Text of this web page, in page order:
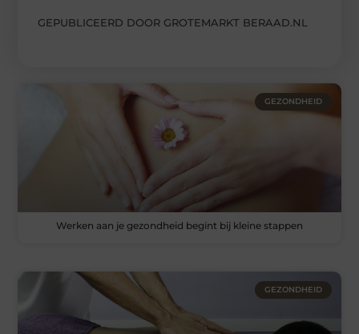
GEPUBLICEERD DOOR GROTEMARKT BERAAD.NL
GEZONDHEID
Werken aan je gezondheid begint bij kleine stappen
GEZONDHEID